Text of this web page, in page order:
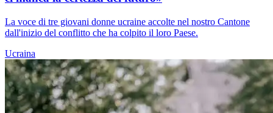
La voce di tre giovani donne ucraine accolte nel nostro Cantone
dall'inizio del conflitto che ha colpito il loro Paese.
Ucraina